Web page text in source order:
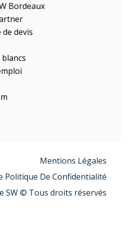
Bordeaux
de devis
Mentions Légales
Politique De Confidentialité
SW © Tous droits réservés